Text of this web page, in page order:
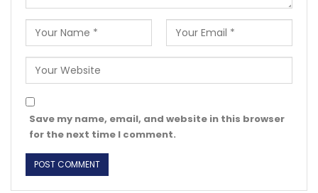
Save my name, email, and website in this browser
for the next time I comment.